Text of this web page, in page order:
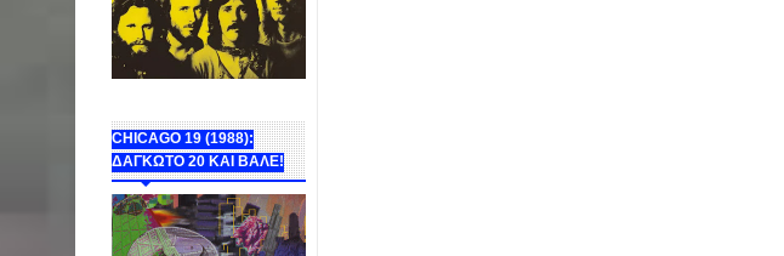
CHICAGO 19 (1988):
ΔΑΓΚΩΤΟ 20 ΚΑΙ ΒΑΛΕ!